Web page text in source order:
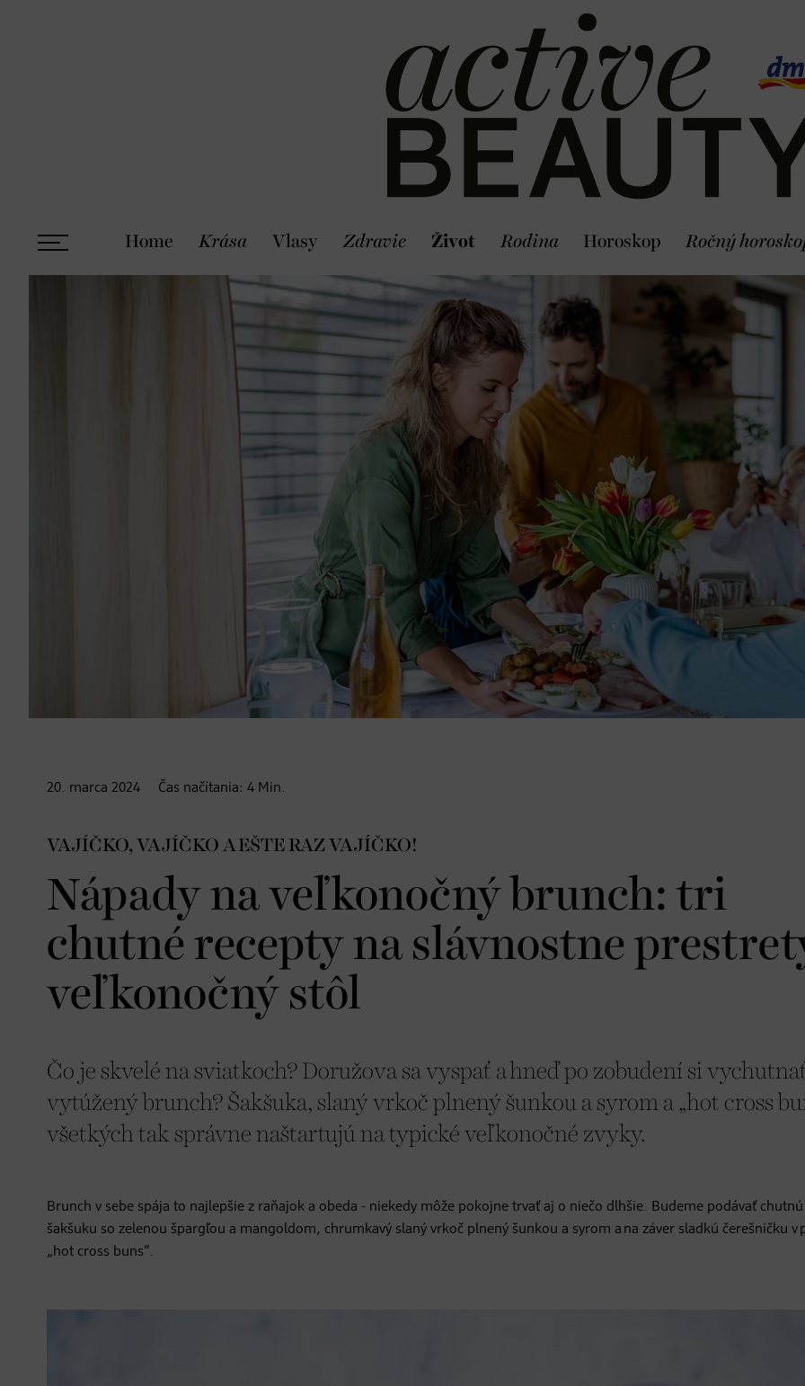
Home Krása Vlasy Zdravie Život Rodina Horoskop Ročný
20. marca 2024 Čas načítania: 4 Min.
VAJÍČKO, VAJÍČKO A EŠTE RAZ VAJÍČKO!
Nápady na veľkonočný brunch: tri
chutné recepty na slávnostne
veľkonočný stôl
Čo je skvelé na sviatkoch? Doružova sa vyspať a hneď po zobudení si
vytúžený brunch? Šakšuka, slaný vrkoč plnený šunkou a syrom a „hot cross
všetkých tak správne naštartujú na typické veľkonočné zvyky.
Brunch v sebe spája to najlepšie z raňajok a obeda - niekedy môže pokojne trvať aj o niečo dlhšie. Budeme podávať chutnú
šakšuku so zelenou špargľou a mangoldom, chrumkavý slaný vrkoč plnený šunkou a syrom a na záver sladkú čerešničku v
„hot cross buns“.